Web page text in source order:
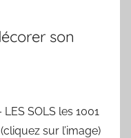
son
LES SOLS les 1001
sur l’image)